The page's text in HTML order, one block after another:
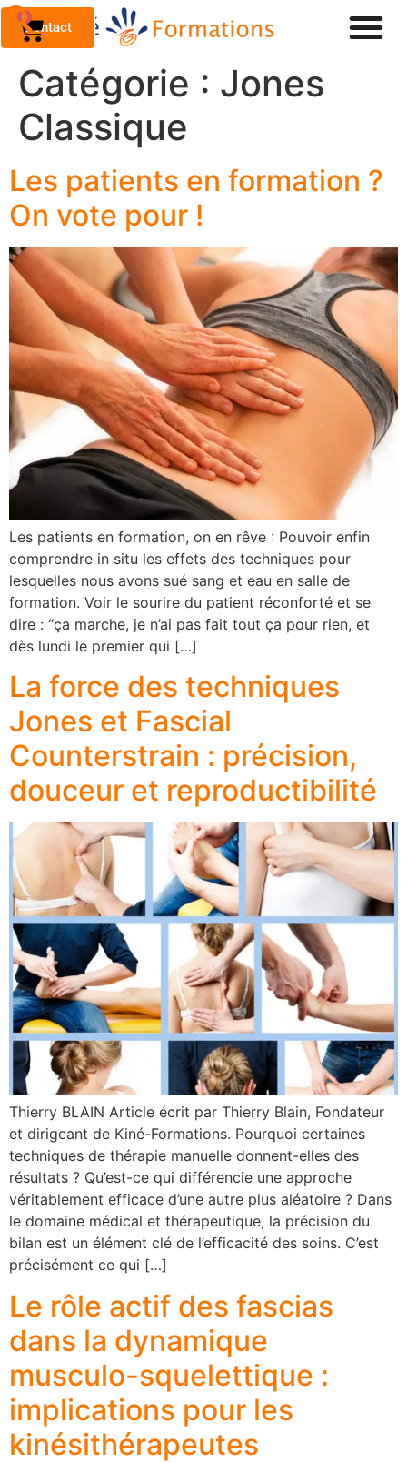
Contact
0
Catégorie : Jones
Classique
Les patients en formation ?
On vote pour !
Les patients en formation, on en rêve : Pouvoir enfin
comprendre in situ les effets des techniques pour
lesquelles nous avons sué sang et eau en salle de
formation. Voir le sourire du patient réconforté et se
dire : “ça marche, je n’ai pas fait tout ça pour rien, et
dès lundi le premier qui […]
La force des techniques
Jones et Fascial
Counterstrain : précision,
douceur et reproductibilité
Thierry BLAIN Article écrit par Thierry Blain, Fondateur
et dirigeant de Kiné-Formations. Pourquoi certaines
techniques de thérapie manuelle donnent-elles des
résultats ? Qu’est-ce qui différencie une approche
véritablement efficace d’une autre plus aléatoire ? Dans
le domaine médical et thérapeutique, la précision du
bilan est un élément clé de l’efficacité des soins. C’est
précisément ce qui […]
Le rôle actif des fascias
dans la dynamique
musculo-squelettique :
implications pour les
kinésithérapeutes